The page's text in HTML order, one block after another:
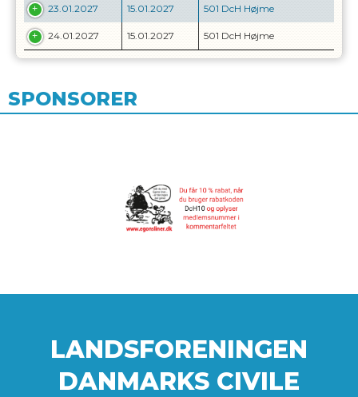
23.01.2027 15.01.2027 501 DcH Højme
24.01.2027 15.01.2027 501 DcH Højme
SPONSORER
LANDSFORENINGEN
DANMARKS CIVILE